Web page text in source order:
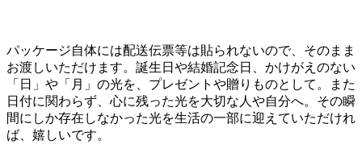
パッケージ自体には配送伝票等は貼られないので、そのまま
お渡しいただけます。誕生日や結婚記念日、かけがえのない
「日」や「月」の光を、プレゼントや贈りものとして。また
日付に関わらず、心に残った光を大切な人や自分へ。その瞬
間にしか存在しなかった光を生活の一部に迎えていただけれ
ば、嬉しいです。